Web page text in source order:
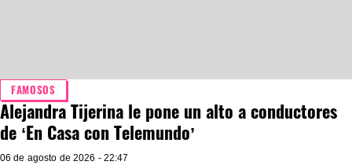
FAMOSOS
Alejandra Tijerina le pone un alto a conductores
de ‘En Casa con Telemundo’
06 de agosto de 2026 - 22:47